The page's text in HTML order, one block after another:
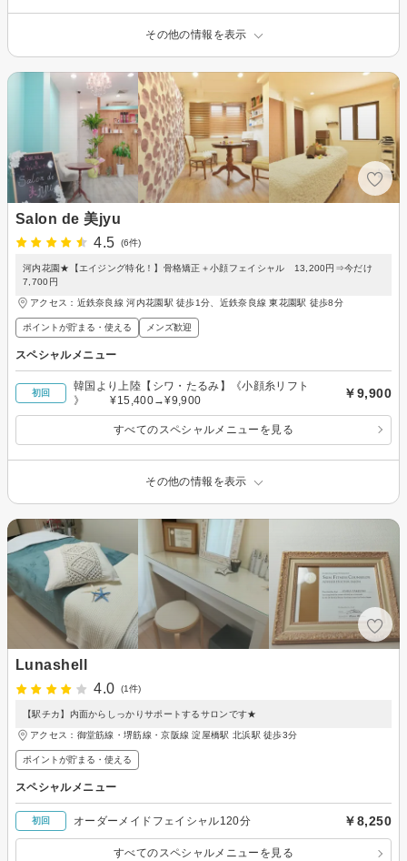
その他の情報を表示
Salon de 美jyu
4.5
(6件)
河内花園★【エイジング特化！】骨格矯正＋小顔フェイシャル 13,200円⇒今だけ
7,700円
アクセス：近鉄奈良線 河内花園駅 徒歩1分、近鉄奈良線 東花園駅 徒歩8分
ポイントが貯まる・使える メンズ歓迎
スペシャルメニュー
初回
韓国より上陸【シワ・たるみ】《小顔糸リフト
》 ¥15,400→¥9,900
￥9,900
すべてのスペシャルメニューを見る
その他の情報を表示
Lunashell
4.0
(1件)
【駅チカ】内面からしっかりサポートするサロンです★
アクセス：御堂筋線・堺筋線・京阪線 淀屋橋駅 北浜駅 徒歩3分
ポイントが貯まる・使える
スペシャルメニュー
初回 オーダーメイドフェイシャル120分 ￥8,250
すべてのスペシャルメニューを見る